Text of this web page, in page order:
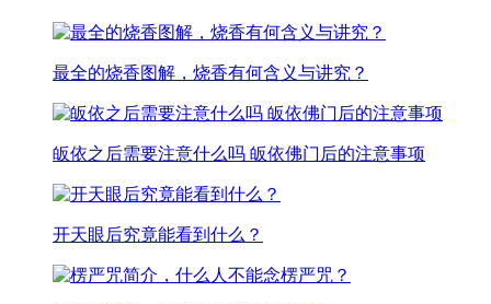
最全的烧香图解，烧香有何含义与讲究？
皈依之后需要注意什么吗 皈依佛门后的注意事项
开天眼后究竟能看到什么？